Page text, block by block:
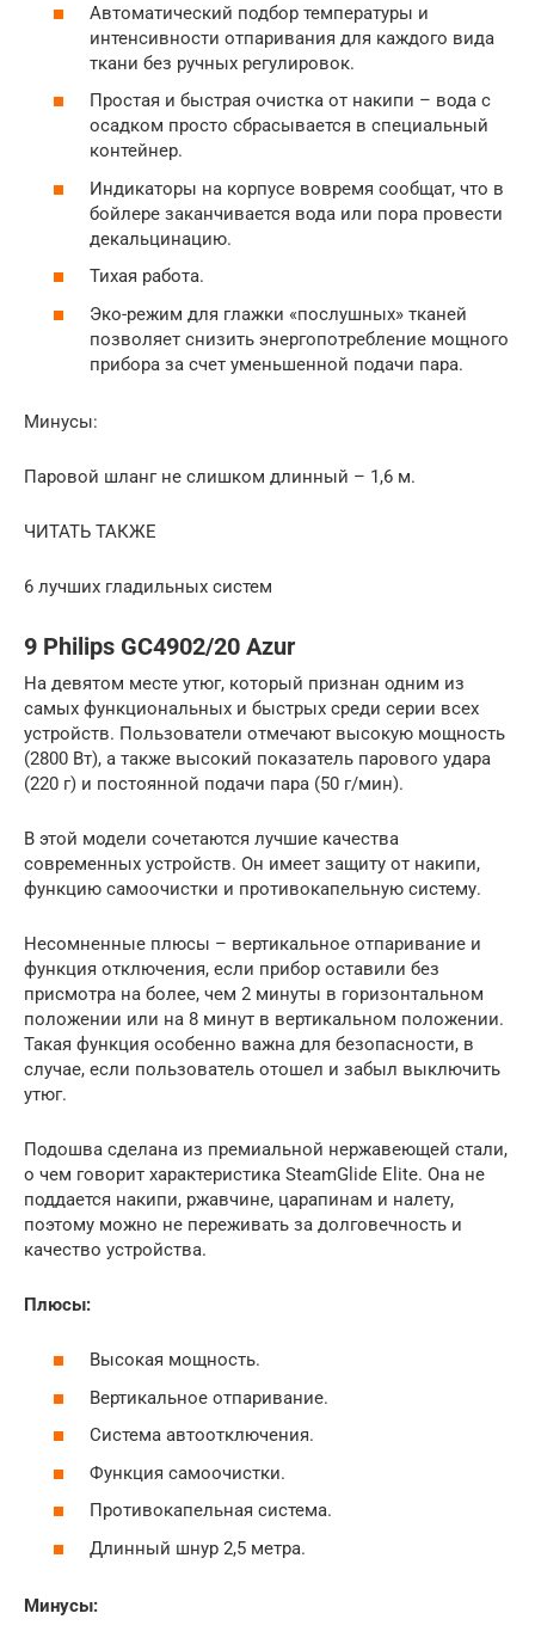
Автоматический подбор температуры и
интенсивности отпаривания для каждого вида
ткани без ручных регулировок.
Простая и быстрая очистка от накипи – вода с
осадком просто сбрасывается в специальный
контейнер.
Индикаторы на корпусе вовремя сообщат, что в
бойлере заканчивается вода или пора провести
декальцинацию.
Тихая работа.
Эко-режим для глажки «послушных» тканей
позволяет снизить энергопотребление мощного
прибора за счет уменьшенной подачи пара.
Минусы:
Паровой шланг не слишком длинный – 1,6 м.
ЧИТАТЬ ТАКЖЕ
6 лучших гладильных систем
9 Philips GC4902/20 Azur
На девятом месте утюг, который признан одним из
самых функциональных и быстрых среди серии всех
устройств. Пользователи отмечают высокую мощность
(2800 Вт), а также высокий показатель парового удара
(220 г) и постоянной подачи пара (50 г/мин).
В этой модели сочетаются лучшие качества
современных устройств. Он имеет защиту от накипи,
функцию самоочистки и противокапельную систему.
Несомненные плюсы – вертикальное отпаривание и
функция отключения, если прибор оставили без
присмотра на более, чем 2 минуты в горизонтальном
положении или на 8 минут в вертикальном положении.
Такая функция особенно важна для безопасности, в
случае, если пользователь отошел и забыл выключить
утюг.
Подошва сделана из премиальной нержавеющей стали,
о чем говорит характеристика SteamGlide Elite. Она не
поддается накипи, ржавчине, царапинам и налету,
поэтому можно не переживать за долговечность и
качество устройства.
Плюсы:
Высокая мощность.
Вертикальное отпаривание.
Система автоотключения.
Функция самоочистки.
Противокапельная система.
Длинный шнур 2,5 метра.
Минусы: